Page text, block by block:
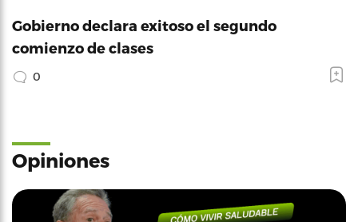
Gobierno declara exitoso el segundo
comienzo de clases
0
Opiniones